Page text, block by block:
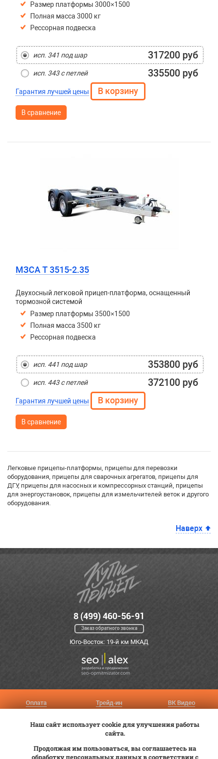
Размер платформы 3000×1500
Полная масса 3000 кг
Рессорная подвеска
исп. 341 под шар 317200 руб
исп. 343 с петлей 335500 руб
Гарантия лучшей цены
В сравнение
МЗСА T 3515-2.35
Двухосный легковой прицеп-платформа, оснащенный
тормозной системой
Размер платформы 3500×1500
Полная масса 3500 кг
Рессорная подвеска
исп. 441 под шар 353800 руб
исп. 443 с петлей 372100 руб
Гарантия лучшей цены
В сравнение
Легковые прицепы-платформы, прицепы для перевозки
оборудования, прицепы для сварочных агрегатов, прицепы для
ДГУ, прицепы для насосных и компрессорных станций, прицепы
для энергоустановок, прицепы для измельчителей веток и другого
оборудования.
Наверх
8 (499) 460-56-91
Заказ обратного звонка
Юго-Восток: 19-й км МКАД
Оплата
Постановка на учет
Трейд-ин
Статьи
ВК Видео
© 2012—2026 «Купи прицеп»™ (ООО «Авангард», ИНН 9723035587)
Наш сайт использует cookie для улучшения работы
сайта.
Продолжая им пользоваться, вы соглашаетесь на
обработку персональных данных в соответствии с